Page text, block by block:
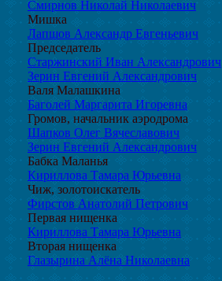
Смирнов Николай Николаевич
Мишка
Лапшов Александр Евгеньевич
Председатель
Старжинский Иван Александрович
Зерин Евгений Александрович
Валя Малашкина
Баголей Маргарита Игоревна
Громов, начальник аэродрома
Шапков Олег Вячеславович
Зерин Евгений Александрович
Бабка Маланья
Кириллова Тамара Юрьевна
Чиж, золотоискатель
Фирстов Анатолий Петрович
Первая нищенка
Кириллова Тамара Юрьевна
Вторая нищенка
Глазырина Алёна Николаевна